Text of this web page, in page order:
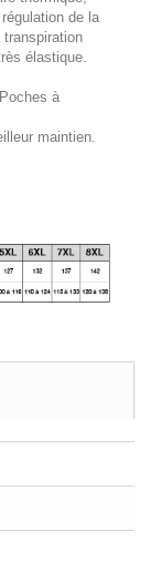
de la
élastique.
à
maintien.